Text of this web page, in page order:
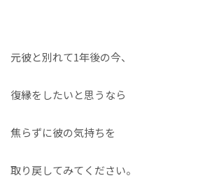
元彼と別れて1年後の今、
復縁をしたいと思うなら
焦らずに彼の気持ちを
取り戻してみてください。